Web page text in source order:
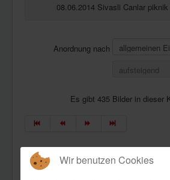
08.06.2014 Sivasli Canlar
Anordnung nach
Es gibt 435 Bilder in dieser
Wir benutzen Cookies